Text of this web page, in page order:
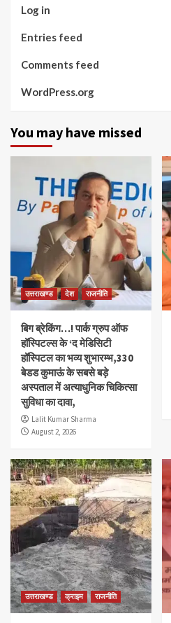
Log in
Entries feed
Comments feed
WordPress.org
You may have missed
उत्तराखण्ड देश राजनीति
बिग ब्रेकिंग…! पार्क ग्रुप ऑफ
हॉस्पिटल्स के ‘द मेडिसिटी
हॉस्पिटल का भव्य शुभारम्भ,330
बेडड कुमाऊं के सबसे बड़े
अस्पताल में अत्याधुनिक चिकित्सा
सुविधा का दावा,
Lalit Kumar Sharma
August 2, 2026
उत्तराखण्ड क्राइम राजनीति